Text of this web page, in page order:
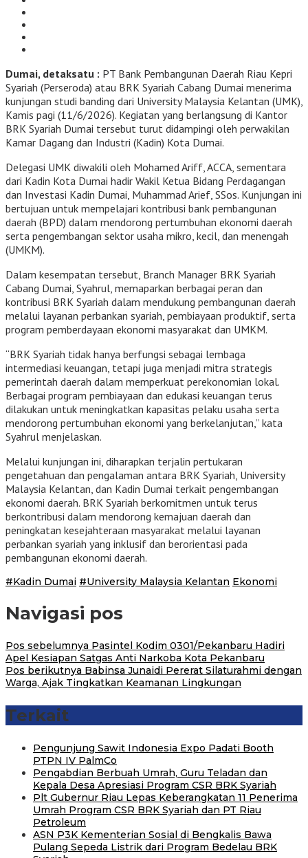
Dumai, detaksatu : PT Bank Pembangunan Daerah Riau Kepri
Syariah (Perseroda) atau BRK Syariah Cabang Dumai menerima
kunjungan studi banding dari University Malaysia Kelantan (UMK),
Kamis pagi (11/6/2026). Kegiatan yang berlangsung di Kantor
BRK Syariah Dumai tersebut turut didampingi oleh perwakilan
Kamar Dagang dan Industri (Kadin) Kota Dumai.
Delegasi UMK diwakili oleh Mohamed Ariff, ACCA, sementara
dari Kadin Kota Dumai hadir Wakil Ketua Bidang Perdagangan
dan Investasi Kadin Dumai, Muhammad Arief, SSos. Kunjungan ini
bertujuan untuk mempelajari kontribusi bank pembangunan
daerah (BPD) dalam mendorong pertumbuhan ekonomi daerah
serta pengembangan sektor usaha mikro, kecil, dan menengah
(UMKM).
Dalam kesempatan tersebut, Branch Manager BRK Syariah
Cabang Dumai, Syahrul, memaparkan berbagai peran dan
kontribusi BRK Syariah dalam mendukung pembangunan daerah
melalui layanan perbankan syariah, pembiayaan produktif, serta
program pemberdayaan ekonomi masyarakat dan UMKM.
“BRK Syariah tidak hanya berfungsi sebagai lembaga
intermediasi keuangan, tetapi juga menjadi mitra strategis
pemerintah daerah dalam memperkuat perekonomian lokal.
Berbagai program pembiayaan dan edukasi keuangan terus
dilakukan untuk meningkatkan kapasitas pelaku usaha serta
mendorong pertumbuhan ekonomi yang berkelanjutan,” kata
Syahrul menjelaskan.
Melalui kunjungan ini, diharapkan terjalin pertukaran
pengetahuan dan pengalaman antara BRK Syariah, University
Malaysia Kelantan, dan Kadin Dumai terkait pengembangan
ekonomi daerah. BRK Syariah berkomitmen untuk terus
berkontribusi dalam mendorong kemajuan daerah dan
peningkatan kesejahteraan masyarakat melalui layanan
perbankan syariah yang inklusif dan berorientasi pada
pembangunan ekonomi daerah.
#Kadin Dumai #University Malaysia Kelantan Ekonomi
Navigasi pos
Pos sebelumnya Pasintel Kodim 0301/Pekanbaru Hadiri
Apel Kesiapan Satgas Anti Narkoba Kota Pekanbaru
Pos berikutnya Babinsa Junaidi Pererat Silaturahmi dengan
Warga, Ajak Tingkatkan Keamanan Lingkungan
Terkait
Pengunjung Sawit Indonesia Expo Padati Booth
PTPN IV PalmCo
Pengabdian Berbuah Umrah, Guru Teladan dan
Kepala Desa Apresiasi Program CSR BRK Syariah
Plt Gubernur Riau Lepas Keberangkatan 11 Penerima
Umrah Program CSR BRK Syariah dan PT Riau
Petroleum
ASN P3K Kementerian Sosial di Bengkalis Bawa
Pulang Sepeda Listrik dari Program Bedelau BRK